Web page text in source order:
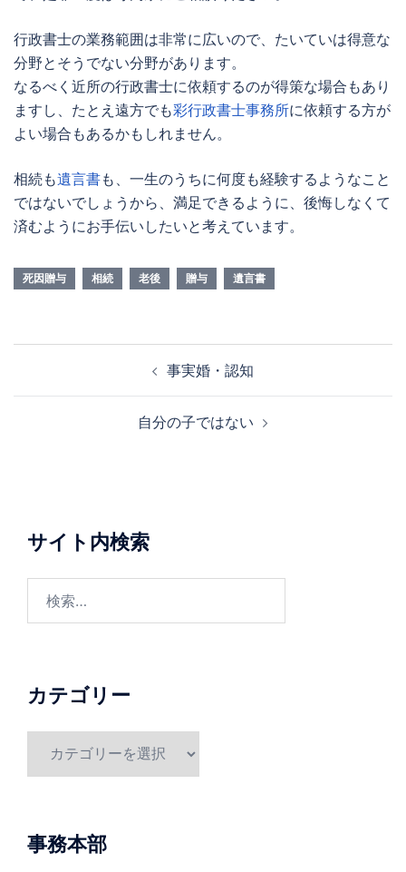
行政書士の業務範囲は非常に広いので、たいていは得意な
分野とそうでない分野があります。
なるべく近所の行政書士に依頼するのが得策な場合もあり
ますし、たとえ遠方でも彩行政書士事務所に依頼する方が
よい場合もあるかもしれません。
相続も遺言書も、一生のうちに何度も経験するようなこと
ではないでしょうから、満足できるように、後悔しなくて
済むようにお手伝いしたいと考えています。
死因贈与 相続 老後 贈与 遺言書
ョ
ン
事実婚・認知
自分の子ではない
サイト内検索
カテゴリー
ー
事務本部